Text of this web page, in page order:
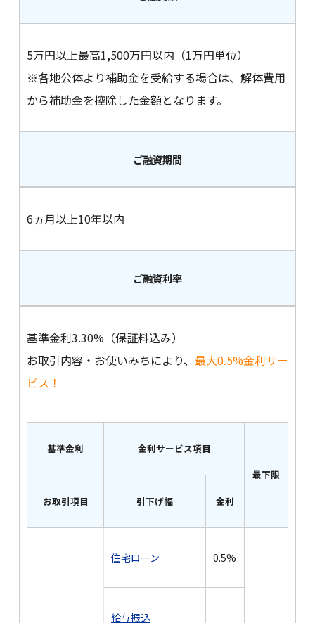
5万円以上最高1,500万円以内（1万円単位）
※各地公体より補助金を受給する場合は、解体費用
から補助金を控除した金額となります。
ご融資期間
6ヵ月以上10年以内
ご融資利率
基準金利3.30%（保証料込み）
お取引内容・お使いみちにより、 最大0.5%金利サー
ビス！
基準金利
金利サービス項目
最下限
お取引項目
引下げ幅 金利
住宅ローン 0.5%
給与振込